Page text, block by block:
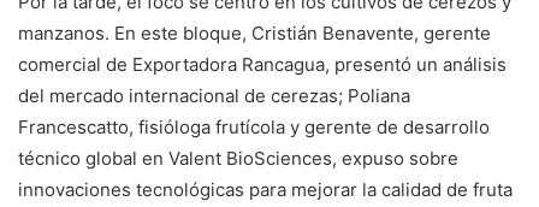
manzanos. En este bloque, Cristián Benavente, gerente
comercial de Exportadora Rancagua, presentó un análisis
del mercado internacional de cerezas; Poliana
Francescatto, fisióloga frutícola y gerente de desarrollo
técnico global en Valent BioSciences, expuso sobre
innovaciones tecnológicas para mejorar la calidad de fruta